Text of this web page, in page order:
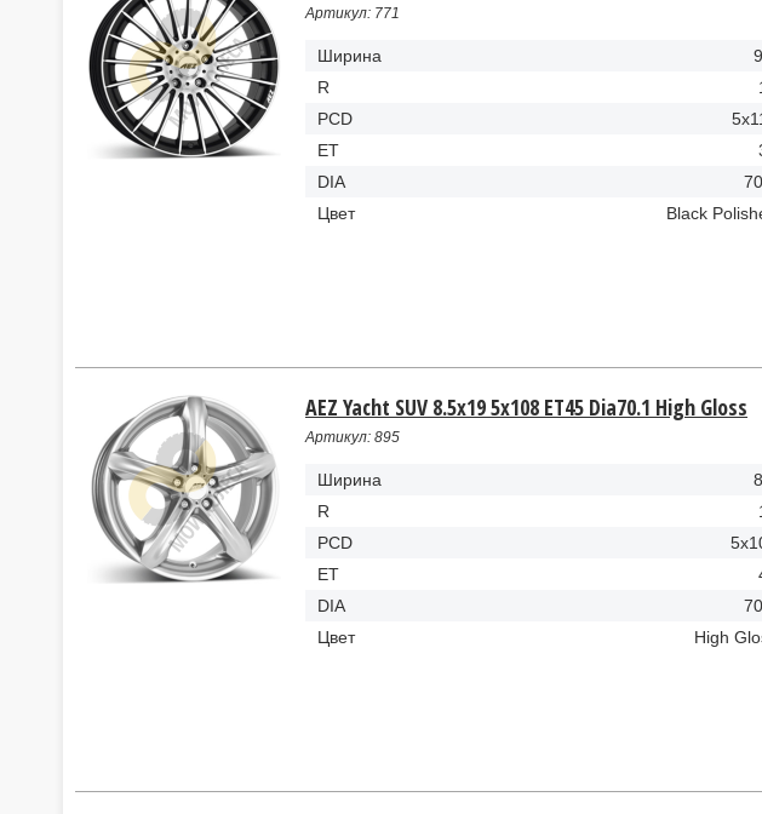
Артикул: 771
Ширина
R
PCD
ET
DIA
Цвет
Black
AEZ Yacht SUV 8.5x19 5x108 ET45 Dia70.1 High Gloss
Артикул: 895
Ширина
R
PCD
ET
DIA
Цвет
High